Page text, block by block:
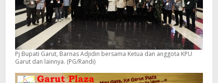
Pj Bupati Garut, Barnas Adjidin bersama Ketua dan anggota KPU
Garut dan lainnya. (PG/Randi)